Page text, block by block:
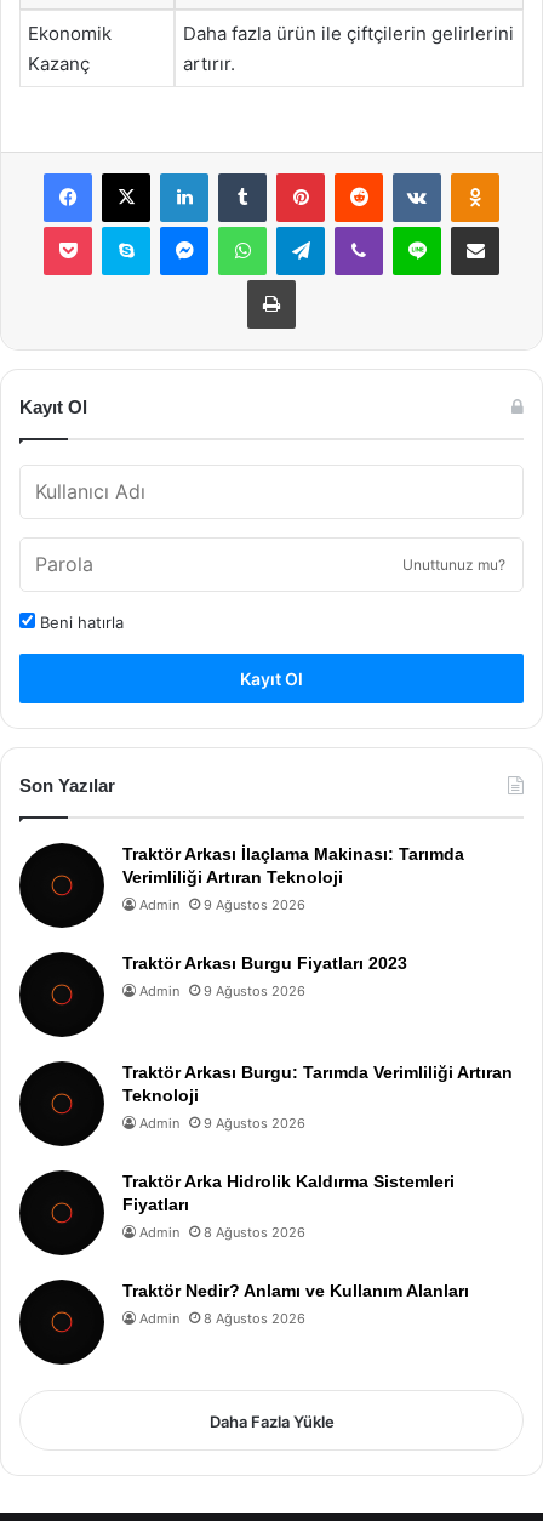
Ekonomik
Kazanç
Daha fazla ürün ile çiftçilerin gelirlerini
artırır.
Facebook
X LinkedInTumblr PinterestReddit VKontakte
Pocket Skype MessengerWhatsAppTelegramViber Line E-Posta ile
Yazdır
Kayıt Ol
Unuttunuz mu?
Beni hatırla
Kayıt Ol
Son Yazılar
Traktör Arkası İlaçlama Makinası: Tarımda
Verimliliği Artıran Teknoloji
Admin 9 Ağustos 2026
Traktör Arkası Burgu Fiyatları 2023
Admin 9 Ağustos 2026
Traktör Arkası Burgu: Tarımda Verimliliği Artıran
Teknoloji
Admin 9 Ağustos 2026
Traktör Arka Hidrolik Kaldırma Sistemleri
Fiyatları
Admin 8 Ağustos 2026
Traktör Nedir? Anlamı ve Kullanım Alanları
Admin 8 Ağustos 2026
Daha Fazla Yükle